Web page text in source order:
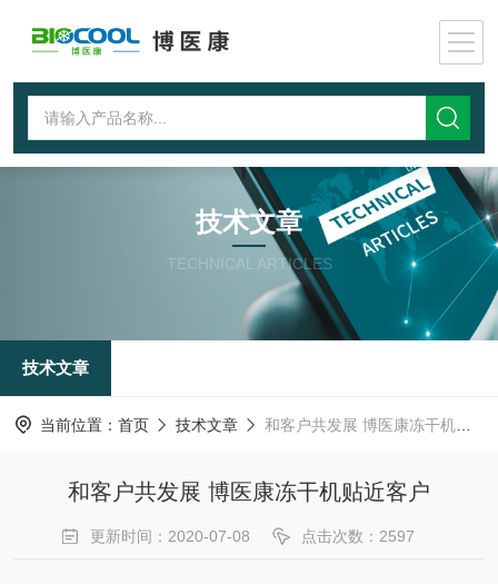
技术文章
TECHNICAL ARTICLES
技术文章
当前位置： 首页 技术文章 和客户共发展 博医康冻干机贴近客户
和客户共发展 博医康冻干机贴近客户
更新时间：2020-07-08 点击次数：2597